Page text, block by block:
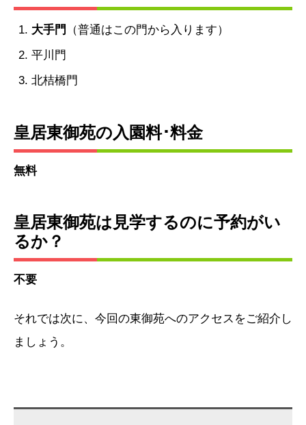
大手門 （普通はこの門から入ります）
平川門
北桔橋門
皇居東御苑の入園料･料金
無料
皇居東御苑は見学するのに予約がい
るか？
不要
それでは次に、今回の東御苑へのアクセスをご紹介し
ましょう。